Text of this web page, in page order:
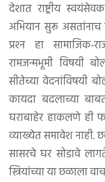
देशात राष्ट्रीय
अभियान सुरू असतांनाच
प्रश्‍न हा सामाजिक-
रामजन्मभूमी विषयी
सीतेच्या वेदनांविषयी
कायदा बदलाच्या
घराबाहेर हाकलणे ही
व्याख्येत समावेश नाही.
सासरचे घर सोडावे
स्त्रियांच्या या छळाला